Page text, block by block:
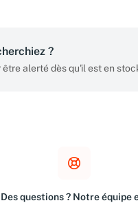
?
alerté dès qu'il est en
Des questions ? Notre équipe